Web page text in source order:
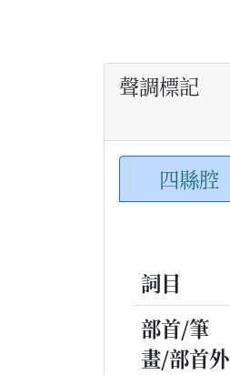
聲調標記
四縣腔
詞目
部首/筆
畫/部首外